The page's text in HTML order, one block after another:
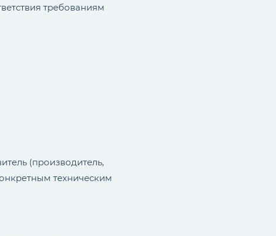
требованиям
(производитель,
техническим